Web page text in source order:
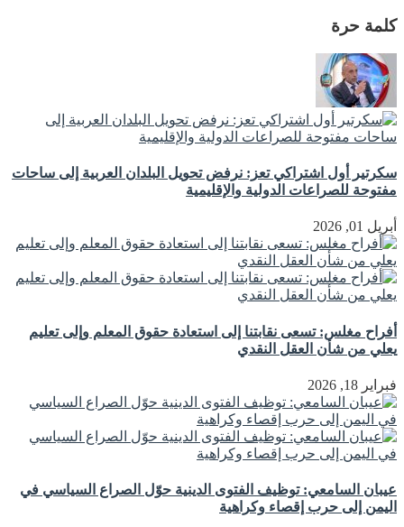
كلمة حرة
سكرتير أول اشتراكي تعز: نرفض تحويل البلدان العربية إلى ساحات
مفتوحة للصراعات الدولية والإقليمية
أبريل 01, 2026
أفراح مغلس: تسعى نقابتنا إلى استعادة حقوق المعلم وإلى تعليم
يعلي من شأن العقل النقدي
فبراير 18, 2026
عيبان السامعي: توظيف الفتوى الدينية حوّل الصراع السياسي في
اليمن إلى حرب إقصاء وكراهية